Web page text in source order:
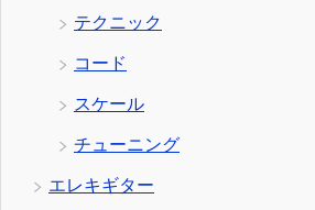
テクニック
コード
スケール
チューニング
エレキギター